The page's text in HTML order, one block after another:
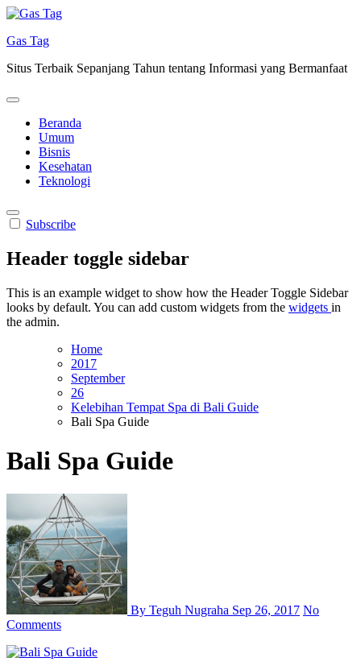
Skip
content
Gas Tag
Situs Terbaik Sepanjang Tahun tentang Informasi yang Bermanfaat
Beranda
Umum
Bisnis
Kesehatan
Teknologi
Subscribe
Header toggle sidebar
This is an example widget to show how the Header Toggle Sidebar
looks by default. You can add custom widgets from the widgets in
the admin.
Home
2017
September
26
Kelebihan Tempat Spa di Bali Guide
Bali Spa Guide
Bali Spa Guide
By Teguh Nugraha Sep 26, 2017 No
Comments